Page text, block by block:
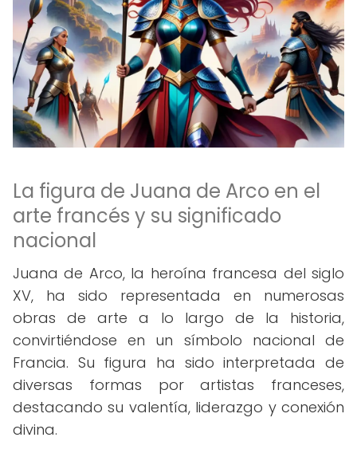
La figura de Juana de Arco en el
arte francés y su significado
nacional
Juana de Arco, la heroína francesa del siglo
XV, ha sido representada en numerosas
obras de arte a lo largo de la historia,
convirtiéndose en un símbolo nacional de
Francia. Su figura ha sido interpretada de
diversas formas por artistas franceses,
destacando su valentía, liderazgo y conexión
divina.